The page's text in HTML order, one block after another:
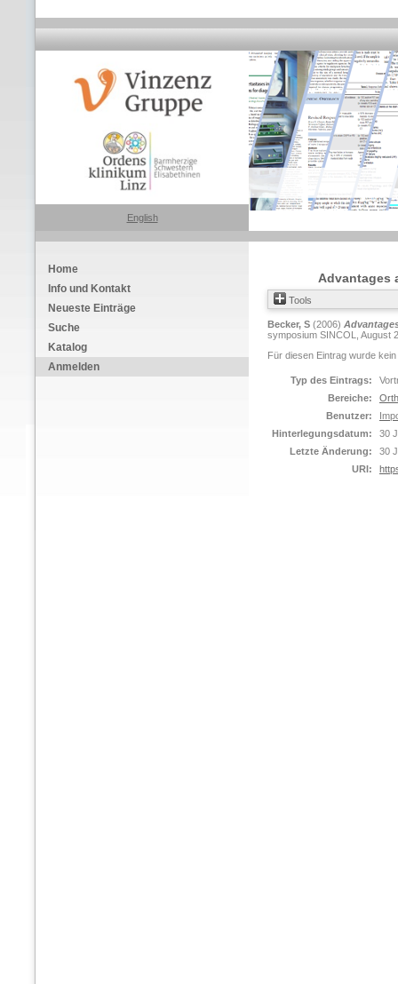
English
Home
Info und Kontakt
Neueste Einträge
Suche
Katalog
Anmelden
Advantages
Tools
Becker, S (2006)
symposium SINCOL, August
Für diesen Eintrag wurde
Typ des Eintrags:
Bereiche:
Benutzer:
Hinterlegungsdatum:
30
Letzte Änderung:
30
URI: